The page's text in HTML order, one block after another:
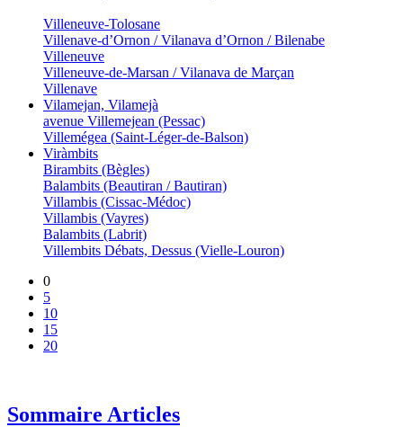
Villeneuve-Tolosane
Villenave-d’Ornon / Vilanava d’Ornon / Bilenabe
Villeneuve
Villeneuve-de-Marsan / Vilanava de Marçan
Villenave
Vilamejan, Vilamejà
avenue Villemejean (Pessac)
Villemégea (Saint-Léger-de-Balson)
Viràmbits
Birambits (Bègles)
Balambits (Beautiran / Bautiran)
Villambis (Cissac-Médoc)
Villambis (Vayres)
Balambits (Labrit)
Villembits Débats, Dessus (Vielle-Louron)
0
5
10
15
20
Sommaire Articles